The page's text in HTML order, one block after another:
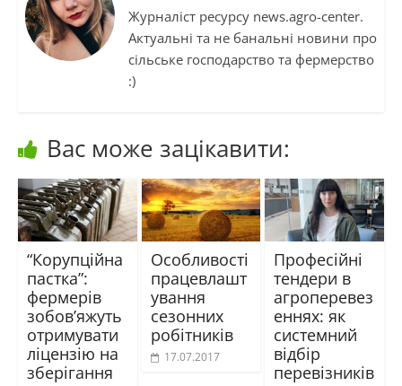
Журналіст ресурсу news.agro-center.
Актуальні та не банальні новини про
сільське господарство та фермерство
:)
Вас може зацікавити:
“Корупційна
пастка”:
фермерів
зобов’яжуть
отримувати
ліцензію на
зберігання
Особливості
працевлашт
ування
сезонних
робітників
17.07.2017
Професійні
тендери в
агроперевез
еннях: як
системний
відбір
перевізників